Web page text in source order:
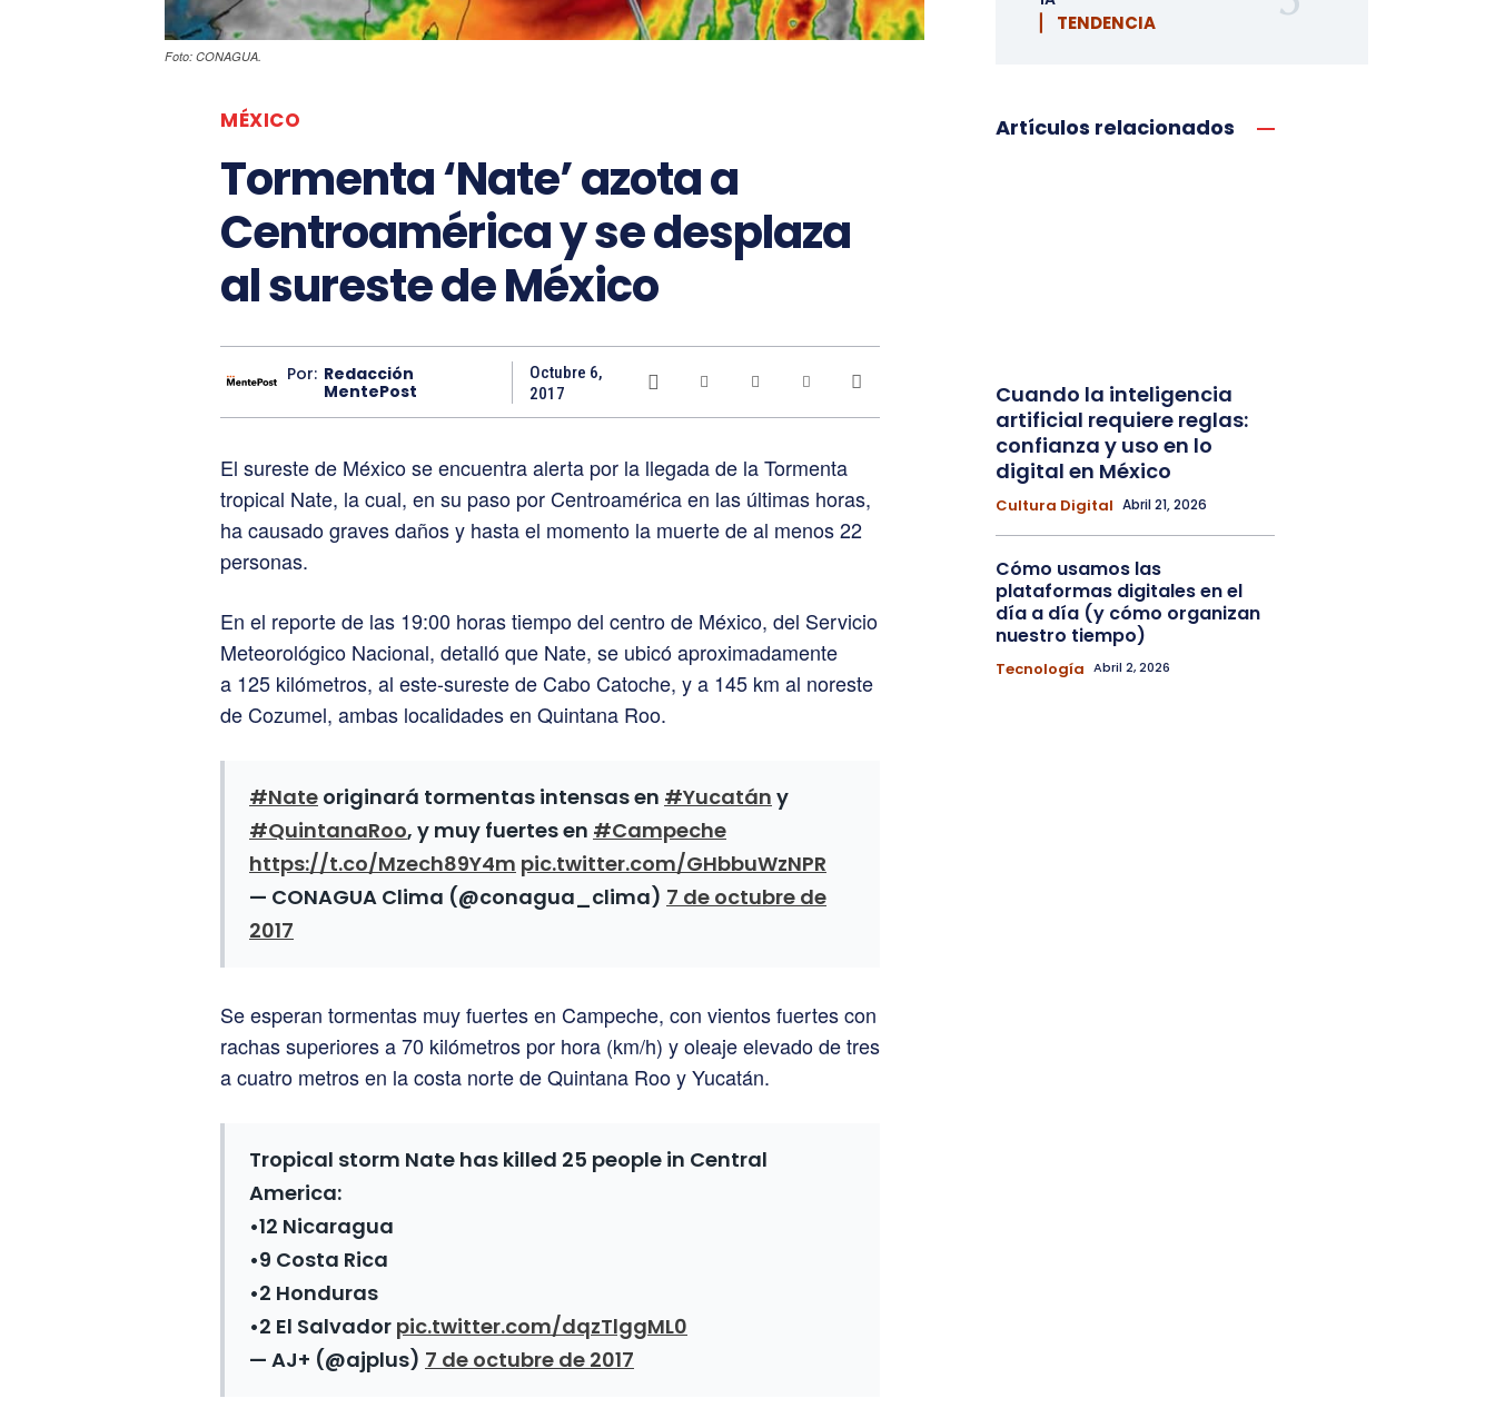
Foto: CONAGUA.
MÉXICO
Tormenta ‘Nate’ azota a
Centroamérica y se desplaza
al sureste de México
Por: Redacción
MentePost
Octubre 6,
2017
El sureste de México se encuentra alerta por la llegada de la Tormenta
tropical Nate, la cual, en su paso por Centroamérica en las últimas horas,
ha causado graves daños y hasta el momento la muerte de al menos 22
personas.
En el reporte de las 19:00 horas tiempo del centro de México, del Servicio
Meteorológico Nacional, detalló que Nate, se ubicó aproximadamente
a 125 kilómetros, al este-sureste de Cabo Catoche, y a 145 km al noreste
de Cozumel, ambas localidades en Quintana Roo.
#Nate originará tormentas intensas en #Yucatán y
#QuintanaRoo, y muy fuertes en #Campeche
https://t.co/Mzech89Y4m pic.twitter.com/GHbbuWzNPR
— CONAGUA Clima (@conagua_clima) 7 de octubre de
2017
Se esperan tormentas muy fuertes en Campeche, con vientos fuertes con
rachas superiores a 70 kilómetros por hora (km/h) y oleaje elevado de tres
a cuatro metros en la costa norte de Quintana Roo y Yucatán.
Tropical storm Nate has killed 25 people in Central
America:
•12 Nicaragua
•9 Costa Rica
•2 Honduras
•2 El Salvador pic.twitter.com/dqzTlggML0
— AJ+ (@ajplus) 7 de octubre de 2017
▏ TENDENCIA
Artículos relacionados
Cuando la inteligencia
artificial requiere reglas:
confianza y uso en lo
digital en México
Cultura Digital Abril 21, 2026
Cómo usamos las
plataformas digitales en el
día a día (y cómo organizan
nuestro tiempo)
Tecnología Abril 2, 2026